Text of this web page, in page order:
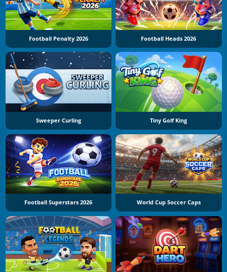
Football Penalty 2026 Football Heads 2026
Sweeper Curling Tiny Golf King
Football Superstars 2026 World Cup Soccer Caps